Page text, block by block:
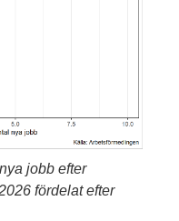
jobb efter
fördelat efter